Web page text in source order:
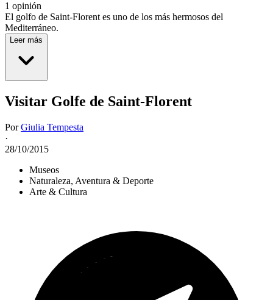
1 opinión
El golfo de Saint-Florent es uno de los más hermosos del
Mediterráneo.
Leer más
Visitar Golfe de Saint-Florent
PorGiulia Tempesta
·
28/10/2015
Museos
Naturaleza, Aventura & Deporte
Arte & Cultura